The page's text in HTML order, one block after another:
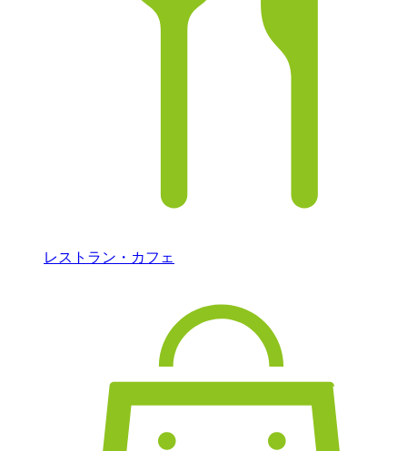
レストラン・カフェ